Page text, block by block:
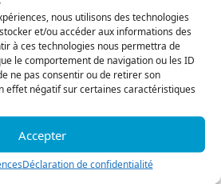
nous utilisons des technologies
et/ou accéder aux informations des
à ces technologies nous permettra de
le comportement de navigation ou les ID
ne pas consentir ou de retirer son
effet négatif sur certaines caractéristiques
Accepter
Déclaration de confidentialité
avec Listener Survey
CX est aussi devenu, dès debut
des solutions de
SpeechAnalytics, et aussi
historiquement, et que
une offre complète pour les
la voixduclient sur tous les
notes de qualité […]